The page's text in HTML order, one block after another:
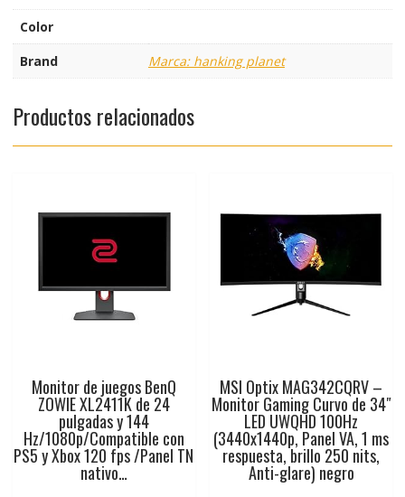
Color
Brand
Marca: hanking planet
Productos relacionados
Monitor de juegos BenQ
ZOWIE XL2411K de 24
pulgadas y 144
Hz/1080p/Compatible con
PS5 y Xbox 120 fps /Panel TN
nativo…
MSI Optix MAG342CQRV –
Monitor Gaming Curvo de 34″
LED UWQHD 100Hz
(3440x1440p, Panel VA, 1 ms
respuesta, brillo 250 nits,
Anti-glare) negro